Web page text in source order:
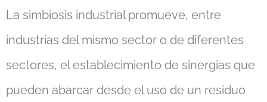
La simbiosis industrial promueve, entre
industrias del mismo sector o de diferentes
sectores, el establecimiento de sinergias que
pueden abarcar desde el uso de un residuo